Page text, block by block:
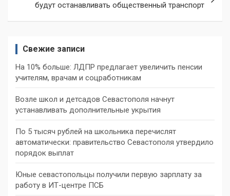
будут останавливать общественный транспорт
Свежие записи
На 10% больше: ЛДПР предлагает увеличить пенсии
учителям, врачам и соцработникам
Возле школ и детсадов Севастополя начнут
устанавливать дополнительные укрытия
По 5 тысяч рублей на школьника перечислят
автоматически: правительство Севастополя утвердило
порядок выплат
Юные севастопольцы получили первую зарплату за
работу в ИТ-центре ПСБ